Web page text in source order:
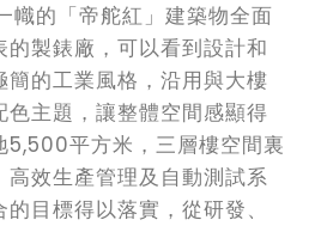
幟的「帝舵紅」建築物全面
製錶廠，可以看到設計和
的工業風格，沿用與大樓
主題，讓整體空間感顯得
5,500平方米，三層樓空間裏
效生產管理及自動測試系
目標得以落實，從研發、